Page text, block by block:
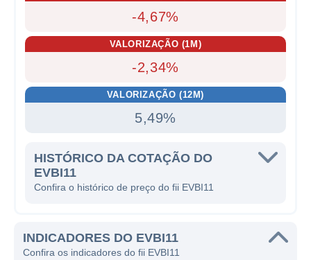
-4,67%
VALORIZAÇÃO (1M)
-2,34%
VALORIZAÇÃO (12M)
5,49%
HISTÓRICO DA COTAÇÃO DO
EVBI11
Confira o histórico de preço do fii EVBI11
INDICADORES DO EVBI11
Confira os indicadores do fii EVBI11